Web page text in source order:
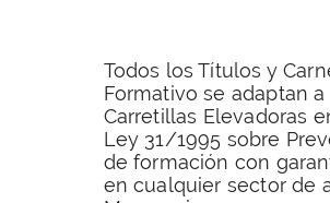
Todos los Títulos y
Formativo se adaptan
Carretillas Elevadoras
Ley 31/1995 sobre
de formación con
en cualquier sector de